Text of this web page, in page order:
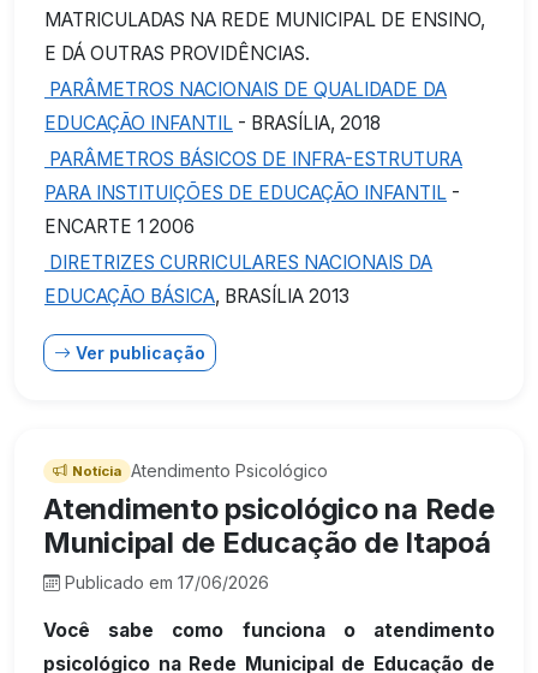
MATRICULADAS NA REDE MUNICIPAL DE ENSINO,
E DÁ OUTRAS PROVIDÊNCIAS.
PARÂMETROS NACIONAIS DE QUALIDADE DA
EDUCAÇÃO INFANTIL - BRASÍLIA, 2018
PARÂMETROS BÁSICOS DE INFRA-ESTRUTURA
PARA INSTITUIÇÕES DE EDUCAÇÃO INFANTIL -
ENCARTE 1 2006
DIRETRIZES CURRICULARES NACIONAIS DA
EDUCAÇÃO BÁSICA, BRASÍLIA 2013
Ver publicação
Notícia Atendimento Psicológico
Atendimento psicológico na Rede
Municipal de Educação de Itapoá
Publicado em 17/06/2026
Você sabe como funciona o atendimento
psicológico na Rede Municipal de Educação de